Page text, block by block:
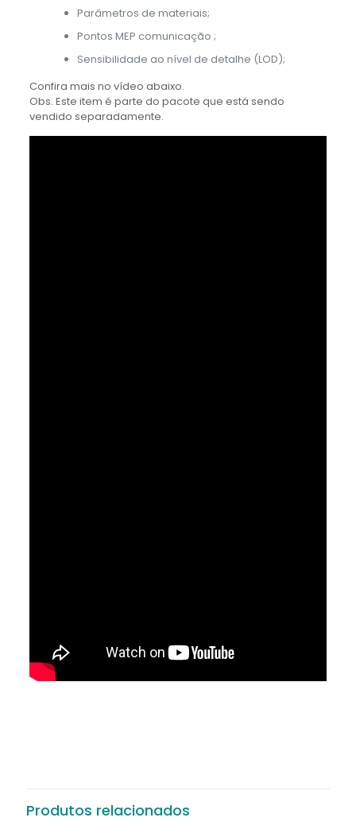
Parâmetros de materiais;
Pontos MEP comunicação ;
Sensibilidade ao nível de detalhe (LOD);
Confira mais no vídeo abaixo.
Obs. Este item é parte do pacote que está sendo
vendido separadamente.
Produtos relacionados